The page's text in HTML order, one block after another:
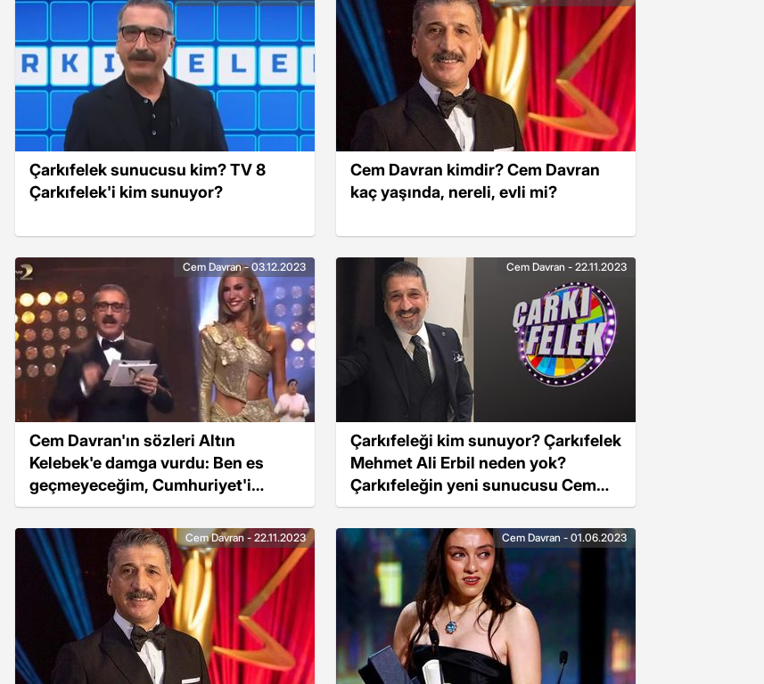
Çarkıfelek sunucusu kim? TV 8
Çarkıfelek'i kim sunuyor?
Cem Davran kimdir? Cem Davran
kaç yaşında, nereli, evli mi?
Cem Davran'ın sözleri Altın
Kelebek'e damga vurdu: Ben es
geçmeyeceğim, Cumhuriyet'i
Atatürk ve silah arkadaşlarına
borçluyuz
Cem Davran - 03.12.2023
Çarkıfeleği kim sunuyor? Çarkıfelek
Mehmet Ali Erbil neden yok?
Çarkıfeleğin yeni sunucusu Cem
Davran kimdir?
Cem Davran - 22.11.2023
Cem Davran - 22.11.2023 Cem Davran - 01.06.2023